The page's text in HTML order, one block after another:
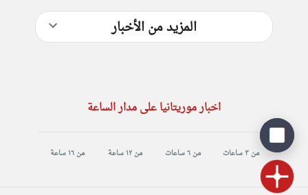
المزيد من الأخبار
اخبار موريتانيا على مدار الساعة
من ٣ ساعات من ٦ ساعات من ١٢ ساعة من ١٦ ساعة